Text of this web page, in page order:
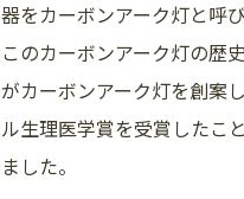
器をカーボンアーク灯と呼び
このカーボンアーク灯の歴
がカーボンアーク灯を創案
ル生理医学賞を受賞したこ
ました。